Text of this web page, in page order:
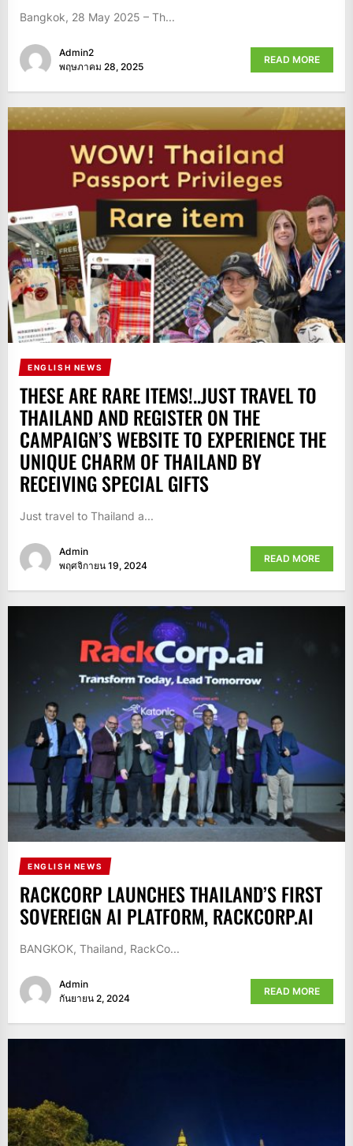
Bangkok, 28 May 2025 – Th...
Admin2
พฤษภาคม 28, 2025
READ MORE
ENGLISH NEWS
THESE ARE RARE ITEMS!..JUST TRAVEL TO
THAILAND AND REGISTER ON THE
CAMPAIGN’S WEBSITE TO EXPERIENCE THE
UNIQUE CHARM OF THAILAND BY
RECEIVING SPECIAL GIFTS
Just travel to Thailand a...
Admin
พฤศจิกายน 19, 2024
READ MORE
ENGLISH NEWS
RACKCORP LAUNCHES THAILAND’S FIRST
SOVEREIGN AI PLATFORM, RACKCORP.AI
BANGKOK, Thailand, RackCo...
Admin
กันยายน 2, 2024
READ MORE